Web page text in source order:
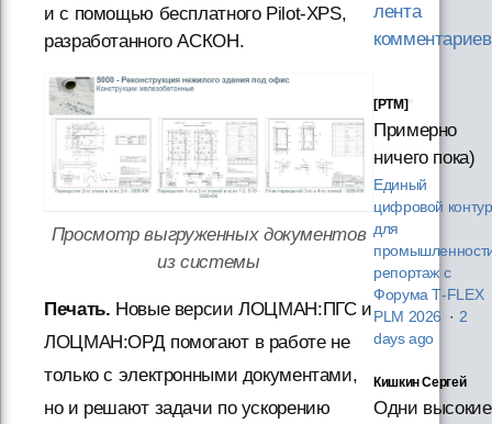
и с помощью бесплатного Pilot-XPS,
разработанного АСКОН.
Просмотр выгруженных документов
из системы
Печать. Новые версии ЛОЦМАН:ПГС и
ЛОЦМАН:ОРД помогают в работе не
только с электронными документами,
но и решают задачи по ускорению
лента
комментариев
[PTM]
Примерно
ничего пока)
Единый
цифровой контур
для
репортаж с
Форума T‑FLEX
PLM 2026 · 2
days ago
Кишкин Сергей
Одни высокие